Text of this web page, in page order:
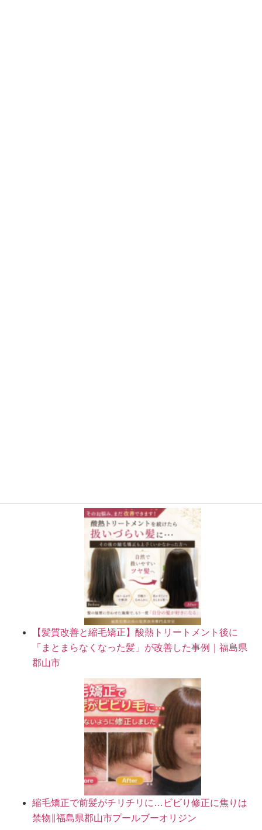
【髪質改善と縮毛矯正】酸熱トリートメント後に
「まとまらなくなった髪」が改善した事例｜福島県
郡山市
縮毛矯正で前髪がチリチリに…ビビり修正に焦りは
禁物∥福島県郡山市プールブーオリジン